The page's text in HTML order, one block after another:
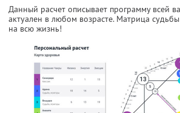
Данный расчет описывает программу всей
актуален в любом возрасте. Матрица
на всю жизнь!